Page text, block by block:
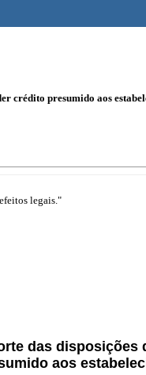
crédito presumido aos
legais."
das disposições
aos